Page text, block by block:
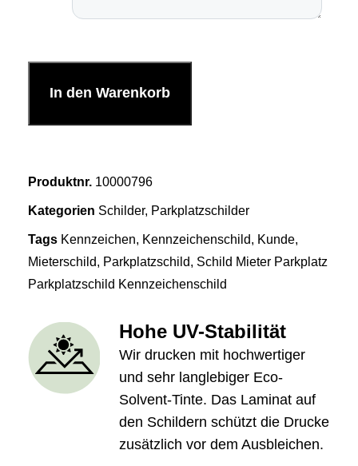
In den Warenkorb
Produktnr. 10000796
Kategorien Schilder, Parkplatzschilder
Tags Kennzeichen, Kennzeichenschild, Kunde,
Mieterschild, Parkplatzschild, Schild Mieter Parkplatz
Parkplatzschild Kennzeichenschild
Hohe UV-Stabilität
Wir drucken mit hochwertiger
und sehr langlebiger Eco-
Solvent-Tinte. Das Laminat auf
den Schildern schützt die Drucke
zusätzlich vor dem Ausbleichen.